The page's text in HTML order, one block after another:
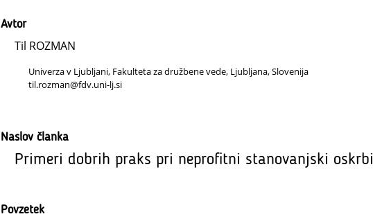
Avtor
Til ROZMAN
Univerza v Ljubljani, Fakulteta za družbene vede, Ljubljana, Slovenija
til.rozman@fdv.uni-lj.si
Naslov članka
Primeri dobrih praks pri neprofitni stanovanjski oskrbi
Povzetek